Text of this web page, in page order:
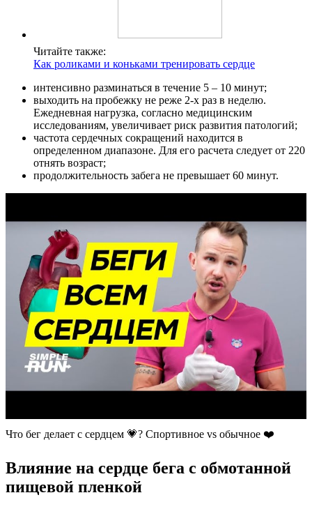
Читайте также:
Как роликами и коньками тренировать сердце
интенсивно разминаться в течение 5 – 10 минут;
выходить на пробежку не реже 2-х раз в неделю.
Ежедневная нагрузка, согласно медицинским
исследованиям, увеличивает риск развития патологий;
частота сердечных сокращений находится в
определенном диапазоне. Для его расчета следует от 220
отнять возраст;
продолжительность забега не превышает 60 минут.
Что бег делает с сердцем 💗? Спортивное vs обычное ❤️
Влияние на сердце бега с обмотанной
пищевой пленкой